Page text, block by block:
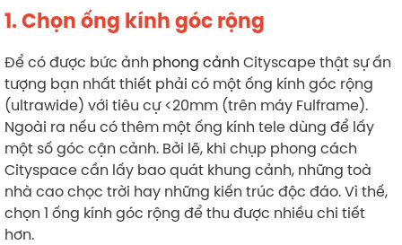
1. Chọn ống kính góc rộng
Để có được bức ảnh phong cảnh Cityscape thật sự ấn
tượng bạn nhất thiết phải có một ống kính góc rộng
(ultrawide) với tiêu cự <20mm (trên máy Fulframe).
Ngoài ra nếu có thêm một ống kính tele dùng để lấy
một số góc cận cảnh. Bởi lẽ, khi chụp phong cách
Cityspace cần lấy bao quát khung cảnh, những toà
nhà cao chọc trời hay những kiến trúc độc đáo. Vì thế,
chọn 1 ống kính góc rộng để thu được nhiều chi tiết
hơn.